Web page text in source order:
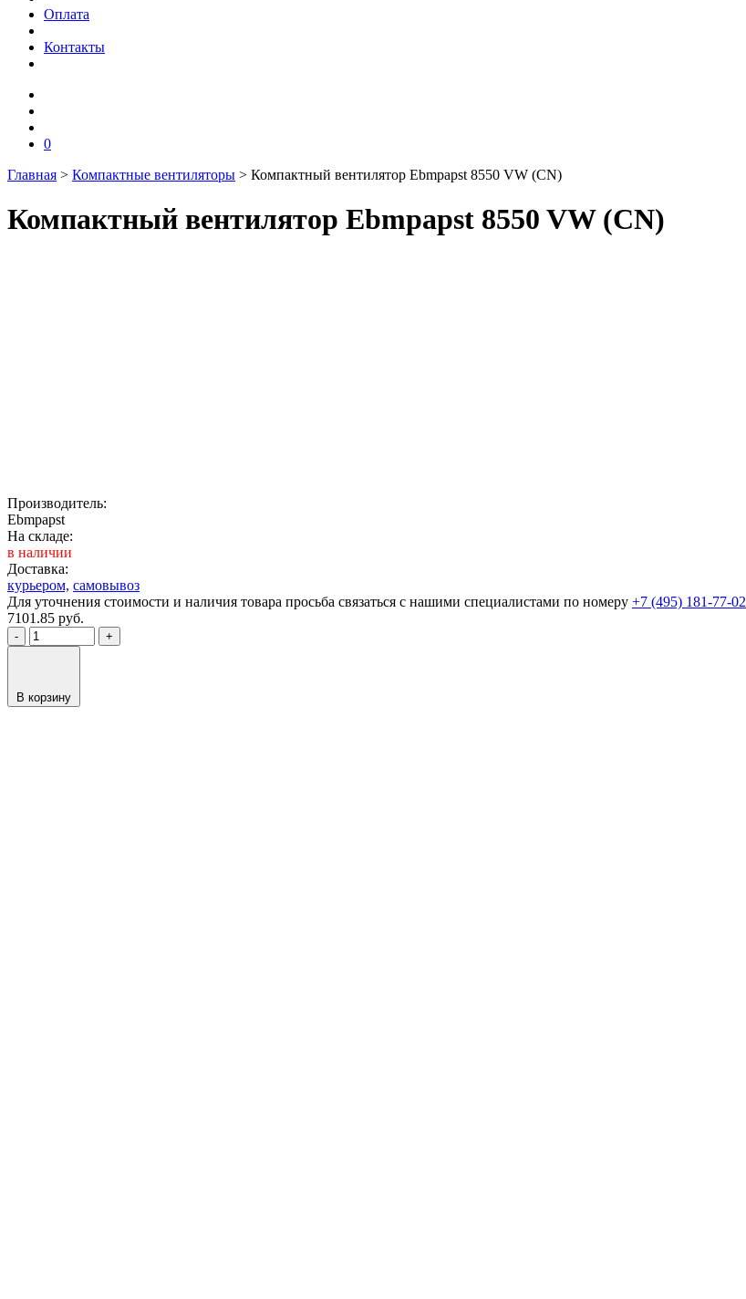
Оплата
Контакты
0
Главная > Компактные вентиляторы > Компактный вентилятор Ebmpapst 8550 VW (CN)
Компактный вентилятор Ebmpapst 8550 VW (CN)
Производитель:
Ebmpapst
На складе:
в наличии
Доставка:
курьером, самовывоз
Для уточнения стоимости и наличия товара просьба связаться с нашими специалистами по номеру +7 (495) 181-77-02
7101.85 руб.
- +
В корзину